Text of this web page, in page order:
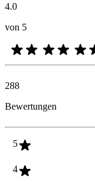
4.0
von 5
288
Bewertungen
5
4